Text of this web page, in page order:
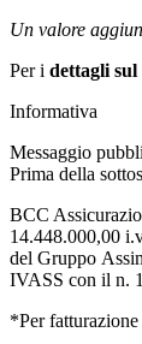
Un valore
Per i dettagli
Informativa
Messaggio
Prima della
BCC
14.448.000,00
del Gruppo
IVASS con il n.
*Per